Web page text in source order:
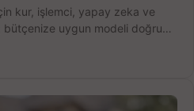
kur, işlemci, yapay zeka ve
uygun modeli doğru